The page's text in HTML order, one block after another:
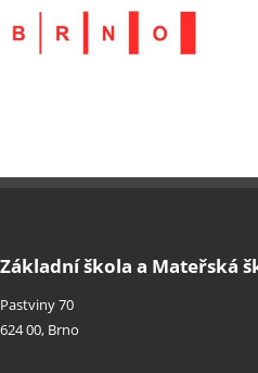
Základní škola a Mateřská
Pastviny 70
624 00, Brno